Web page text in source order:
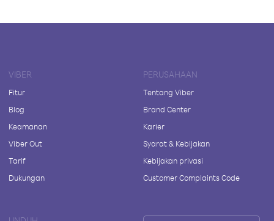
VIBER
Fitur
Blog
Keamanan
Viber Out
Tarif
Dukungan
PERUSAHAAN
Tentang Viber
Brand Center
Karier
Syarat & Kebijakan
Kebijakan privasi
Customer Complaints Code